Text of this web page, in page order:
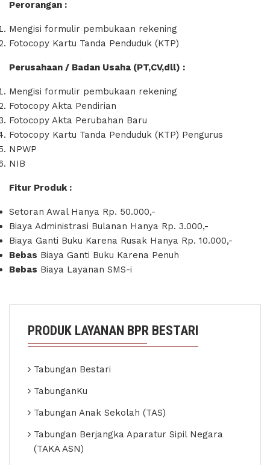
Perorangan :
Mengisi formulir pembukaan rekening
Fotocopy Kartu Tanda Penduduk (KTP)
Perusahaan / Badan Usaha (PT,CV,dll) :
Mengisi formulir pembukaan rekening
Fotocopy Akta Pendirian
Fotocopy Akta Perubahan Baru
Fotocopy Kartu Tanda Penduduk (KTP) Pengurus
NPWP
NIB
Fitur Produk :
Setoran Awal Hanya Rp. 50.000,-
Biaya Administrasi Bulanan Hanya Rp. 3.000,-
Biaya Ganti Buku Karena Rusak Hanya Rp. 10.000,-
Bebas Biaya Ganti Buku Karena Penuh
Bebas Biaya Layanan SMS-i
PRODUK LAYANAN BPR BESTARI
Tabungan Bestari
TabunganKu
Tabungan Anak Sekolah (TAS)
Tabungan Berjangka Aparatur Sipil Negara
(TAKA ASN)